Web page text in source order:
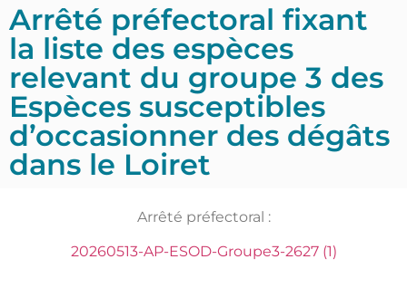
Arrêté préfectoral fixant
la liste des espèces
relevant du groupe 3 des
Espèces susceptibles
d’occasionner des dégâts
dans le Loiret
Arrêté préfectoral :
20260513-AP-ESOD-Groupe3-2627 (1)